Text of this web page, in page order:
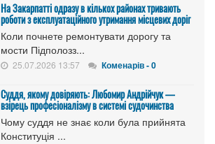
На Закарпатті одразу в кількох районах тривають
роботи з експлуатаційного утримання місцевих доріг
Коли почнете ремонтувати дорогу та
мости Підполозз...
25.07.2026 13:57 Коменарів - 0
Суддя, якому довіряють: Любомир Андрійчук —
взірець професіоналізму в системі судочинства
Чому суддя не знає коли була прийнята
Конституція ...